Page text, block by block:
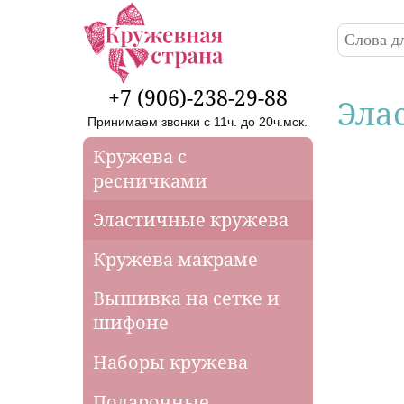
Перейти к основному содержанию
Форма
Поиск
+7 (906)-238-29-88
Принимаем звонки с 11ч. до 20ч.мск.
Кружева с
ресничками
Эластичные кружева
Кружева макраме
Вышивка на сетке и
шифоне
Наборы кружева